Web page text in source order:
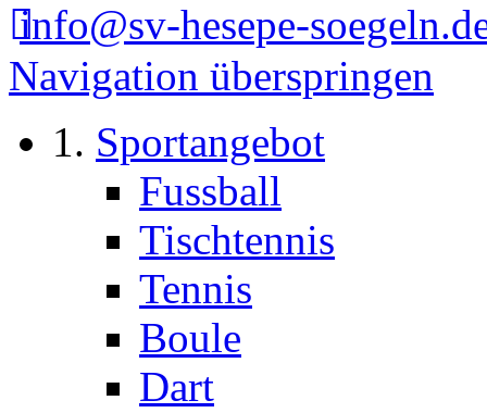
info@sv-hesepe-
Navigation überspringen
Sportangebot
Fussball
Tischtennis
Tennis
Boule
Dart